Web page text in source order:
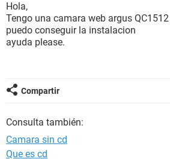
Hola,
Tengo una camara web argus
puedo conseguir la instalacion
ayuda please.
Compartir
Consulta también:
Camara sin cd
Que es cd